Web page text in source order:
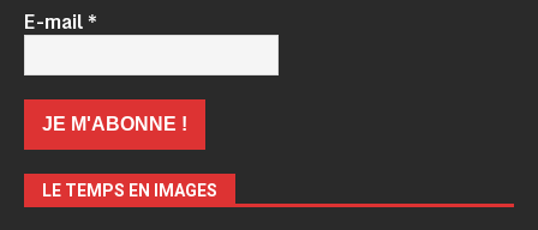
E-mail*
LE TEMPS EN IMAGES